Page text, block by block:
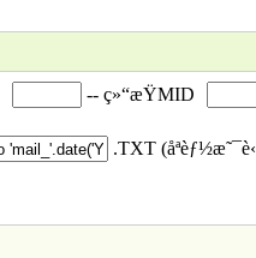
-- ç»“æŸMID
.TXT